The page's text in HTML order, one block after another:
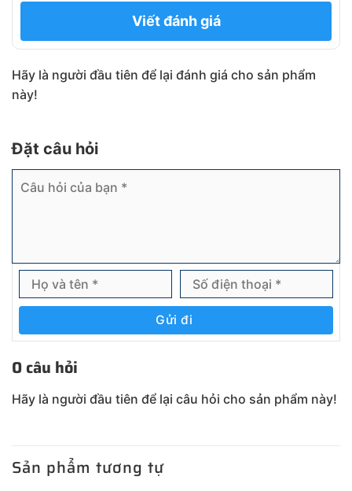
Viết đánh giá
Hãy là người đầu tiên để lại đánh giá cho sản phẩm
này!
Đặt câu hỏi
Gửi đi
0 câu hỏi
Hãy là người đầu tiên để lại câu hỏi cho sản phẩm này!
Sản phẩm tương tự